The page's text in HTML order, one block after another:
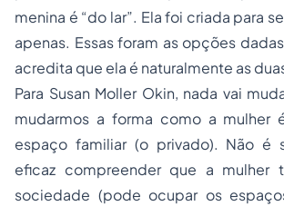
menina é “do lar”. Ela foi criada para
apenas. Essas foram as opções
acredita que ela é naturalmente as
Para Susan Moller Okin, nada vai
mudarmos a forma como a mulher
espaço familiar (o privado). Não é
eficaz compreender que a mulher
sociedade (pode ocupar os